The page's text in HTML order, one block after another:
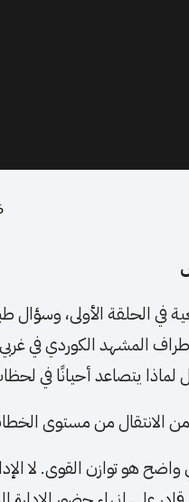
6
في الحلقة الأولى، وسؤال
المشهد الكوردي في
لماذا يتصاعد أحيانًا في
الانتقال من مستوى
هو توازن القوى. لا